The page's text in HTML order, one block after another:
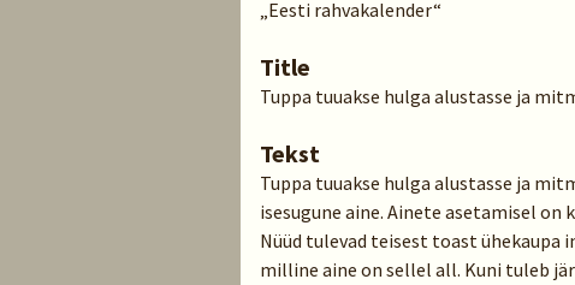
„Eesti rahvakalender“
Title
Tuppa tuuakse hulga alustasse ja
Tekst
Tuppa tuuakse hulga alustasse ja
isesugune aine. Ainete asetamisel on
Nüüd tulevad teisest toast ühekaupa
milline aine on sellel all. Kuni tuleb